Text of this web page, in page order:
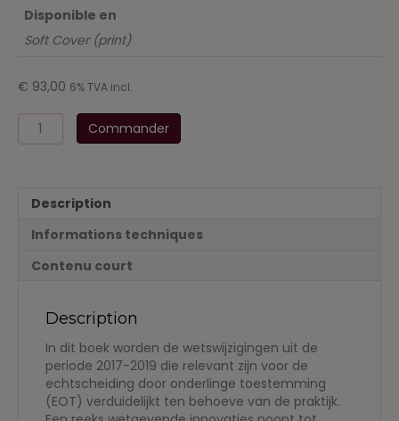
Disponible en
Soft Cover (print)
€ 93,00 6% TVA incl.
quantité
de
2019
innovaties
Commander
Description
Informations techniques
Contenu court
Description
In dit boek worden de wetswijzigingen uit de
periode 2017-2019 die relevant zijn voor de
echtscheiding door onderlinge toestemming
(EOT) verduidelijkt ten behoeve van de praktijk.